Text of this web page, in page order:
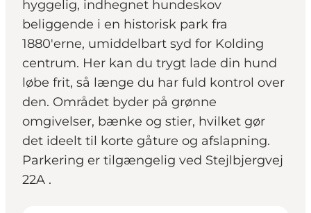
hyggelig, indhegnet hundeskov
beliggende i en historisk park fra
1880'erne, umiddelbart syd for Kolding
centrum. Her kan du trygt lade din hund
løbe frit, så længe du har fuld kontrol over
den. Området byder på grønne
omgivelser, bænke og stier, hvilket gør
det ideelt til korte gåture og afslapning.
Parkering er tilgængelig ved Stejlbjergvej
22A .